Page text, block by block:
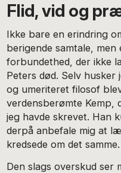
Flid, vid og
Ikke bare en erindring
berigende samtale,
forbundethed, der ikke
Peters død. Selv
og umeriteret filosof
verdensberømte Kemp,
jeg havde skrevet. Han
derpå anbefale mig at
kredsede om det samme.
Den slags overskud ser